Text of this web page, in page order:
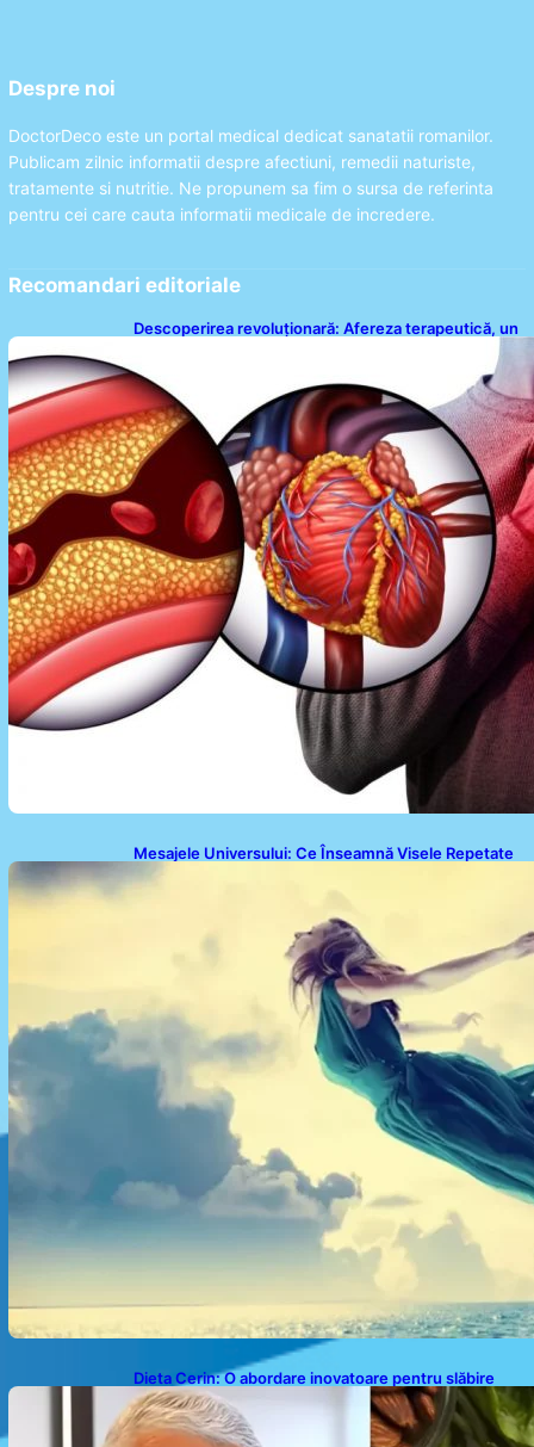
Despre noi
DoctorDeco este un portal medical dedicat sanatatii romanilor.
Publicam zilnic informatii despre afectiuni, remedii naturiste,
tratamente si nutritie. Ne propunem sa fim o sursa de referinta
pentru cei care cauta informatii medicale de incredere.
Recomandari editoriale
Descoperirea revoluționară: Afereza terapeutică, un
Mesajele Universului: Ce Înseamnă Visele Repetate
Dieta Cerin: O abordare inovatoare pentru slăbire
fără senzația de foame